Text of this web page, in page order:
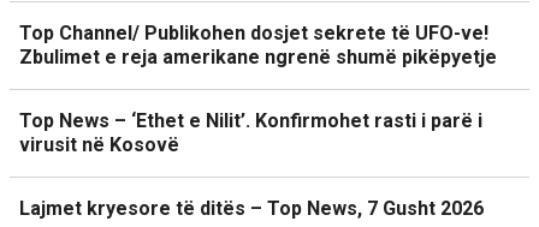
Top Channel/ Publikohen dosjet sekrete të UFO-ve!
Zbulimet e reja amerikane ngrenë shumë pikëpyetje
Top News – ‘Ethet e Nilit’. Konfirmohet rasti i parë i
virusit në Kosovë
Lajmet kryesore të ditës – Top News, 7 Gusht 2026